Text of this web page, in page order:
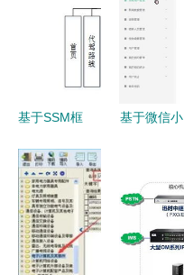
基于SSM框
务系统设计
与实现
基于微信小
理系统设计
与实现